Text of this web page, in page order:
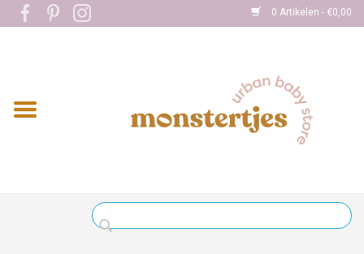
0 Artikelen - €0,00
Home
Kleding